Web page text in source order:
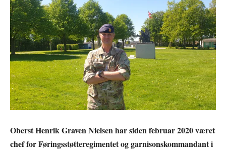
Oberst Henrik Graven Nielsen har siden februar 2020 været
chef for Føringsstøtteregimentet og garnisonskommandant i